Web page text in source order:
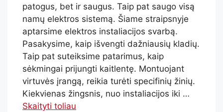
patogus, bet ir saugus. Taip pat saugo visą
namų elektros sistemą. Šiame straipsnyje
aptarsime elektros instaliacijos svarbą.
Pasakysime, kaip išvengti dažniausių kladių.
Taip pat suteiksime patarimus, kaip
sėkmingai prijungti kaitlentę. Montuojant
virtuvės įrangą, reikia turėti specifinių žinių.
Kiekvienas žingsnis, nuo instaliacijos iki …
Skaityti toliau